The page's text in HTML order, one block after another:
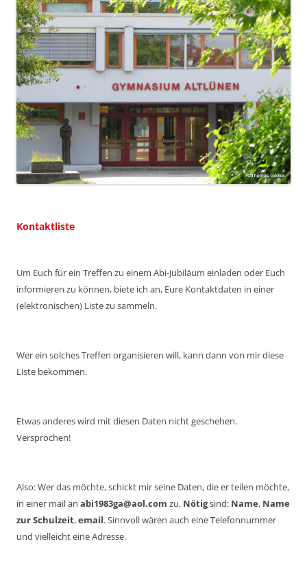
Kontaktliste
Um Euch für ein Treffen zu einem Abi-Jubiläum einladen oder Euch
informieren zu können, biete ich an, Eure Kontaktdaten in einer
(elektronischen) Liste zu sammeln.
Wer ein solches Treffen organisieren will, kann dann von mir diese
Liste bekommen.
Etwas anderes wird mit diesen Daten nicht geschehen.
Versprochen!
Also: Wer das möchte, schickt mir seine Daten, die er teilen möchte,
in einer mail an abi1983ga@aol.com zu. Nötigsind: Name, Name
zur Schulzeit,email. Sinnvoll wären auch eine Telefonnummer
und vielleicht eine Adresse.